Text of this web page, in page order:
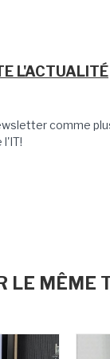
L'ACTUALITÉ
comme
l'IT!
LE MÊME